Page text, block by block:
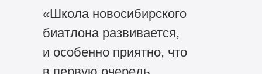
«Школа новосибирского
биатлона развивается,
и особенно приятно, что